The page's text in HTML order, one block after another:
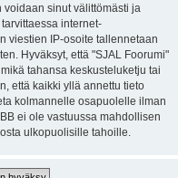
voidaan sinut välittömästi ja
internet-
viestien IP-osoite tallennetaan
Hyväksyt, että "SJAL Foorumi"
tahansa keskusteluketju tai
että kaikki yllä annettu tieto
kolmannelle osapuolelle ilman
ei ole vastuussa mahdollisen
ulkopuolisille tahoille.